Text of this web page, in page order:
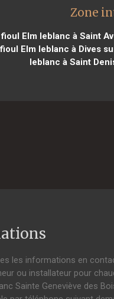
Zone
Elm leblanc à Saint
Elm leblanc à Dives
leblanc à Saint
les informations en
ou installateur pour
Sainte Geneviève des